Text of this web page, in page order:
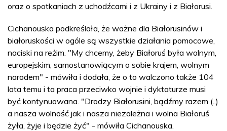
oraz o spotkaniach z uchodźcami i z Ukrainy i z Białorusi.
Cichanouska podkreślała, że ważne dla Białorusinów i
białoruskości w ogóle są wszystkie działania pomocowe,
naciski na reżim. "My chcemy, żeby Białoruś była wolnym,
europejskim, samostanowiącym o sobie krajem, wolnym
narodem" - mówiła i dodała, że o to walczono także 104
lata temu i ta praca przeciwko wojnie i dyktaturze musi
być kontynuowana. "Drodzy Białorusini, bądźmy razem (..)
a nasza wolność jak i nasza niezależna i wolna Białoruś
żyła, żyje i będzie żyć" - mówiła Cichanouska.